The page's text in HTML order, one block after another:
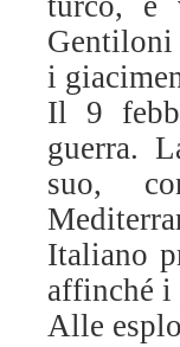
Gentiloni
i
Il 9
guerra.
suo,
Italiano
affinché i
Alle